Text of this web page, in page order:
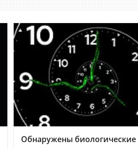
Обнаружены биологические